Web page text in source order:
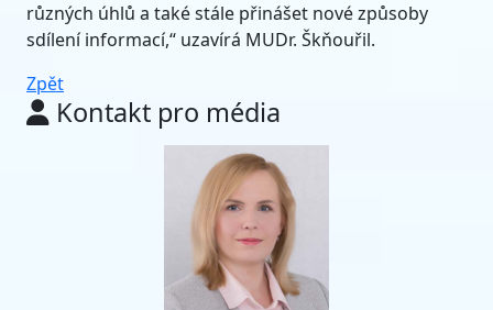
různých úhlů a také stále přinášet nové způsoby
sdílení informací,“ uzavírá MUDr. Škňouřil.
Zpět
Kontakt pro média